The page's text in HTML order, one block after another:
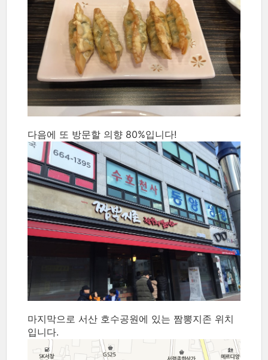
다음에 또 방문할 의향 80%입니다!
마지막으로 서산 호수공원에 있는 짬뽕지존 위치
입니다.